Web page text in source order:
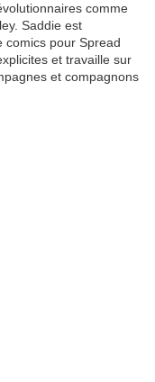
comme
Saddie est
comics pour Spread
et travaille sur
et compagnons